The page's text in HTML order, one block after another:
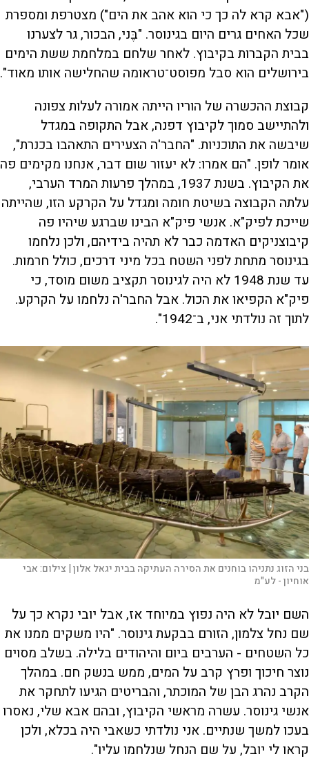
("אבא קרא לה כך כי הוא אהב את הים") מצטרפת ומספרת
שכל האחים גרים היום בגינוסר. "בֶּני, הבכור, גר לצערנו
בבית הקברות בקיבוץ. לאחר שלחם במלחמת ששת הימים
בירושלים הוא סבל מפוסט־טראומה שהחלישה אותו מאוד".
קבוצת ההכשרה של הוריו הייתה אמורה לעלות צפונה
ולהתיישב סמוך לקיבוץ דפנה, אבל התקופה במגדל
שיבשה את התוכניות. "החבר'ה הצעירים התאהבו בכנרת",
אומר לופן. "הם אמרו: לא יעזור שום דבר, אנחנו מקימים פה
את הקיבוץ. בשנת 1937, במהלך פרעות המרד הערבי,
עלתה הקבוצה בשיטת חומה ומגדל על הקרקע הזו, שהייתה
שייכת לפיק"א. אנשי פיק"א הבינו שברגע שיהיו פה
קיבוצניקים האדמה כבר לא תהיה בידיהם, ולכן נלחמו
בגינוסר מתחת לפני השטח בכל מיני דרכים, כולל חרמות.
עד שנת 1948 לא היה לגינוסר תקציב משום מוסד, כי
פיק"א הקפיאו את הכול. אבל החבר'ה נלחמו על הקרקע.
לתוך זה נולדתי אני, ב־1942".
בני הזוג נתניהו בוחנים את הסירה העתיקה בבית יגאל אלון | צילום:אבי
אוחיון - לע"מ
השם יובל לא היה נפוץ במיוחד אז, אבל יובי נקרא כך על
שם נחל צלמון, הזורם בבקעת גינוסר. "היו משקים ממנו את
כל השטחים - הערבים ביום והיהודים בלילה. בשלב מסוים
נוצר חיכוך ופרץ קרב על המים, ממש בנשק חם. במהלך
הקרב נהרג הבן של המוכתר, והבריטים הגיעו לתחקר את
אנשי גינוסר. עשרה מראשי הקיבוץ, ובהם אבא שלי, נאסרו
בעכו למשך שנתיים. אני נולדתי כשאבי היה בכלא, ולכן
קראו לי יובל, על שם הנחל שנלחמו עליו".